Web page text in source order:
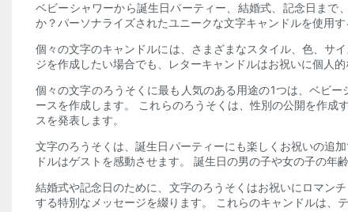
ベビーシャワーから誕生日パーティー、結婚式、記念日ま
か？パーソナライズされたユニークな文字キャンドルを使用
個々の文字のキャンドルには、さまざまなスタイル、色、サ
ジを作成したい場合でも、レターキャンドルはお祝いに個人
個々の文字のろうそくに最も人気のある用途の1つは、ベビ
ースを作成します。 これらのろうそくは、性別の公開を作
スを発表します。
文字のろうそくは、誕生日パーティーにも楽しくお祝いの追
ドルはゲストを感動させます。 誕生日の男の子や女の子の年
結婚式や記念日のために、文字のろうそくはお祝いにロマン
する特別なメッセージを綴ります。 これらのキャンドルは、